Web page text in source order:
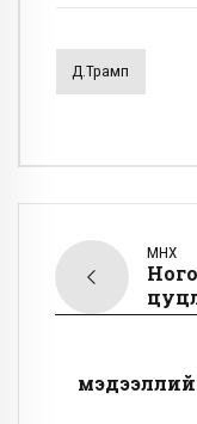
Д.Трамп
ӨМНӨХ